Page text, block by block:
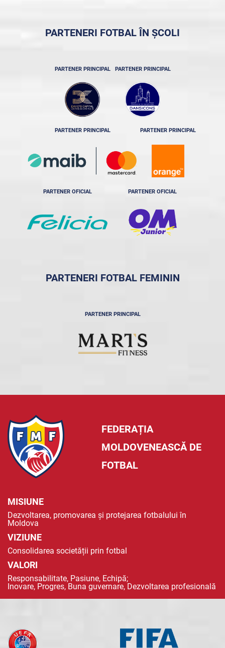
PARTENERI FOTBAL ÎN ȘCOLI
PARTENER PRINCIPAL PARTENER PRINCIPAL
PARTENER PRINCIPAL PARTENER PRINCIPAL
PARTENER OFICIAL PARTENER OFICIAL
PARTENERI FOTBAL FEMININ
PARTENER PRINCIPAL
FEDERAȚIA
MOLDOVENEASCĂ DE
FOTBAL
MISIUNE
Dezvoltarea, promovarea și protejarea fotbalului în
Moldova
VIZIUNE
Consolidarea societății prin fotbal
VALORI
Responsabilitate, Pasiune, Echipă;
Inovare, Progres, Buna guvernare, Dezvoltarea profesională